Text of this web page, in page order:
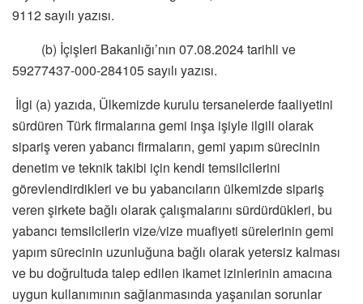
9112 sayılı yazısı.
(b) İçişleri Bakanlığı’nın 07.08.2024 tarihli ve
59277437-000-284105 sayılı yazısı.
İlgi (a) yazıda, Ülkemizde kurulu tersanelerde faaliyetini
sürdüren Türk firmalarına gemi inşa işiyle ilgili olarak
sipariş veren yabancı firmaların, gemi yapım sürecinin
denetim ve teknik takibi için kendi temsilcilerini
görevlendirdikleri ve bu yabancıların ülkemizde sipariş
veren şirkete bağlı olarak çalışmalarını sürdürdükleri, bu
yabancı temsilcilerin vize/vize muafiyeti sürelerinin gemi
yapım sürecinin uzunluğuna bağlı olarak yetersiz kalması
ve bu doğrultuda talep edilen ikamet izinlerinin amacına
uygun kullanımının sağlanmasında yaşanılan sorunlar